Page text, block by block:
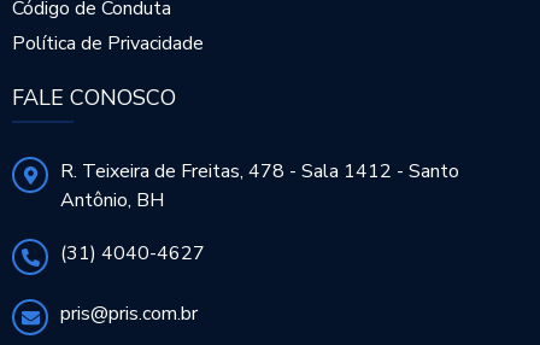
Código de Conduta
Política de Privacidade
FALE CONOSCO
R. Teixeira de Freitas, 478 - Sala 1412 - Santo
Antônio, BH
(31) 4040-4627
pris@pris.com.br